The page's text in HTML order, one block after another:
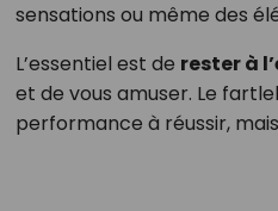
sensations ou même des
L’essentiel est de rester à
et de vous amuser. Le
performance à réussir,